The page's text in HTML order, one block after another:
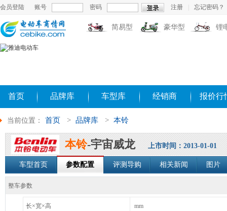
会员登陆 账号 密码 注册 忘记密码？
简易型 豪华型 锂
首页 品牌库 车型库 经销商 报价行
当前位置： 首页 > 品牌库 > 本铃
本铃-宇宙威龙 上市时间：2013-01-01
车型首页 参数配置 评测导购 相关新闻 图片
整车参数
长×宽×高 mm